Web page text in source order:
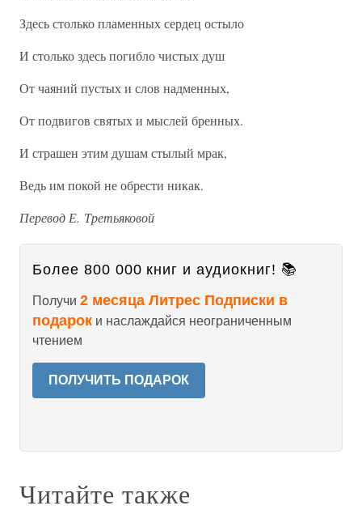
Здесь столько пламенных сердец остыло
И столько здесь погибло чистых душ
От чаяний пустых и слов надменных,
От подвигов святых и мыслей бренных.
И страшен этим душам стылый мрак,
Ведь им покой не обрести никак.
Перевод Е. Третьяковой
Более 800 000 книг и аудиокниг! 📚
Получи 2 месяца Литрес Подписки в
подарок и наслаждайся неограниченным
чтением
ПОЛУЧИТЬ ПОДАРОК
Читайте также